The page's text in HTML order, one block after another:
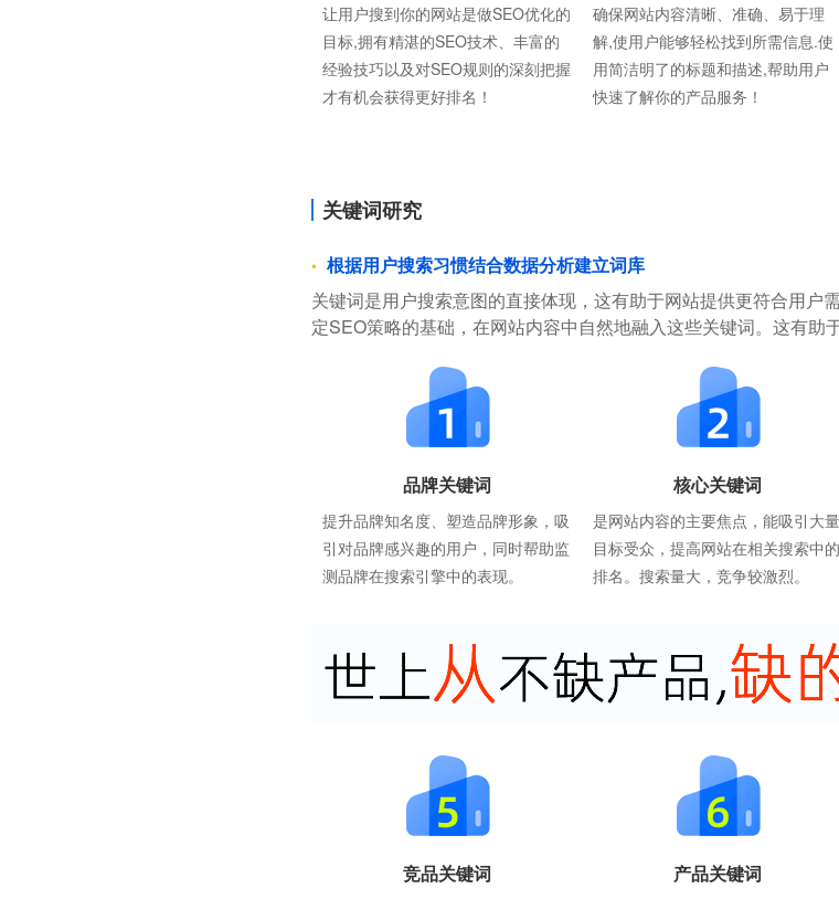
让用户搜到你的网站是做SEO优化的
目标,拥有精湛的SEO技术、丰富的
经验技巧以及对SEO规则的深刻把握
才有机会获得更好排名！
确保网站内容清晰、准确、易于理
解,使用户能够轻松找到所需信息.使
用简洁明了的标题和描述,帮助用户
快速了解你的产品服务！
关键词研究
根据用户搜索习惯结合数据分析建立词库
关键词是用户搜索意图的直接体现，这有助于网站提供更符合用
定SEO策略的基础，在网站内容中自然地融入这些关键词。这有助
品牌关键词
提升品牌知名度、塑造品牌形象，吸
引对品牌感兴趣的用户，同时帮助监
测品牌在搜索引擎中的表现。
核心关键词
是网站内容的主要焦点，能吸引大量
目标受众，提高网站在相关搜索中的
排名。搜索量大，竞争较激烈。
竞品关键词 产品关键词